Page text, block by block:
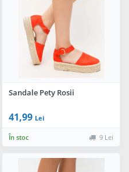
Sandale Pety Rosii
41,99 Lei
În stoc 9 Lei